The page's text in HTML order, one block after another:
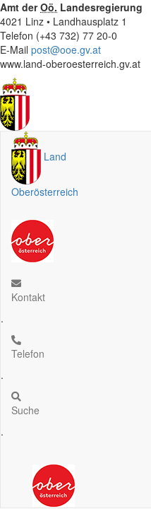
Amt derOö. Landesregierung
4021 Linz • Landhausplatz 1
Telefon (+43 732) 77 20-0
E-Mail post@ooe.gv.at
www.land-oberoesterreich.gv.at
Land
Oberösterreich
Kontakt
.
Telefon
.
Suche
.